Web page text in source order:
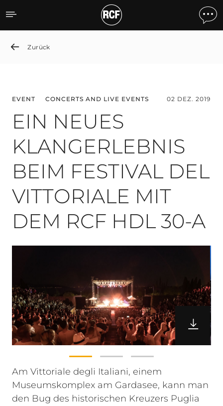
EIN NEUES
Zurück
EVENT CONCERTS AND LIVE EVENTS 02 DEZ. 2019
EIN NEUES
KLANGERLEBNIS
BEIM FESTIVAL DEL
VITTORIALE MIT
DEM RCF HDL 30-A
Am Vittoriale degli Italiani, einem
Museumskomplex am Gardasee, kann man
den Bug des historischen Kreuzers Puglia